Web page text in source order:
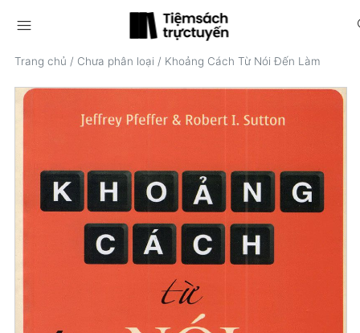
menu
Trang chủ / Chưa phân loại / Khoảng Cách Từ Nói Đến Làm